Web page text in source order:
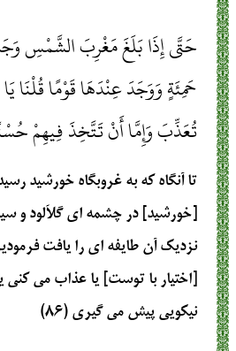
حَتَّى إِذَا بَلَغَ مَغْرِبَ الشَّمْسِ
حَمِئَةٍ وَوَجَدَ عِنْدَهَا قَوْمًا قُلْنَا يَا
تُعَذِّبَ وَإِمَّا أَنْ تَتَّخِذَ فِيهِمْ
تا آنگاه كه به غروبگاه خورشيد
[خورشيد] در چشمه‏ اى گل‏آلود و
نزديك آن طايفه‏ اى را يافت
[اختيار با توست] يا عذاب مى ‏كنى
نيكويى پيش مى‏ گيرى (۸۶)